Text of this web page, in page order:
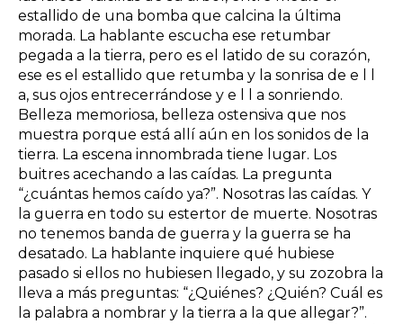
estallido de una bomba que calcina la última
morada. La hablante escucha ese retumbar
pegada a la tierra, pero es el latido de su corazón,
ese es el estallido que retumba y la sonrisa de e l l
a, sus ojos entrecerrándose y e l l a sonriendo.
Belleza memoriosa, belleza ostensiva que nos
muestra porque está allí aún en los sonidos de la
tierra. La escena innombrada tiene lugar. Los
buitres acechando a las caídas. La pregunta
“¿cuántas hemos caído ya?”. Nosotras las caídas. Y
la guerra en todo su estertor de muerte. Nosotras
no tenemos banda de guerra y la guerra se ha
desatado. La hablante inquiere qué hubiese
pasado si ellos no hubiesen llegado, y su zozobra la
lleva a más preguntas: “¿Quiénes? ¿Quién? Cuál es
la palabra a nombrar y la tierra a la que allegar?”.